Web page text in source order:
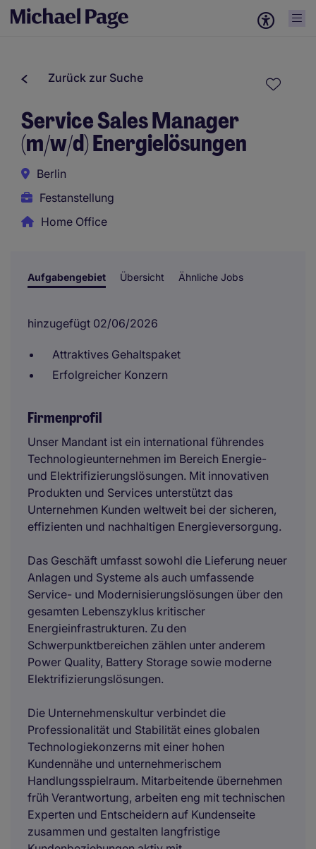
Zurück zur Suche
Service Sales Manager
(m/w/d) Energielösungen
Berlin
Festanstellung
Home Office
Aufgabengebiet Übersicht Ähnliche Jobs
hinzugefügt 02/06/2026
Attraktives Gehaltspaket
Erfolgreicher Konzern
Firmenprofil
Unser Mandant ist ein international führendes
Technologieunternehmen im Bereich Energie-
und Elektrifizierungslösungen. Mit innovativen
Produkten und Services unterstützt das
Unternehmen Kunden weltweit bei der sicheren,
effizienten und nachhaltigen Energieversorgung.
Das Geschäft umfasst sowohl die Lieferung neuer
Anlagen und Systeme als auch umfassende
Service- und Modernisierungslösungen über den
gesamten Lebenszyklus kritischer
Energieinfrastrukturen. Zu den
Schwerpunktbereichen zählen unter anderem
Power Quality, Battery Storage sowie moderne
Elektrifizierungslösungen.
Die Unternehmenskultur verbindet die
Professionalität und Stabilität eines globalen
Technologiekonzerns mit einer hohen
Kundennähe und unternehmerischem
Handlungsspielraum. Mitarbeitende übernehmen
früh Verantwortung, arbeiten eng mit technischen
Experten und Entscheidern auf Kundenseite
zusammen und gestalten langfristige